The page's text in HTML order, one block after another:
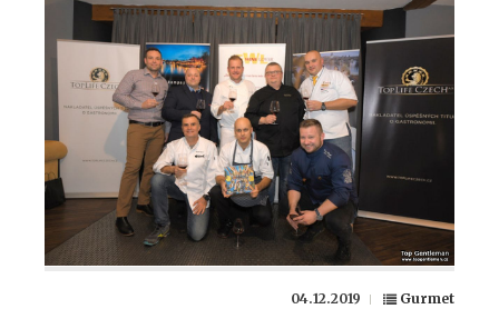
04.12.2019 Gurmet